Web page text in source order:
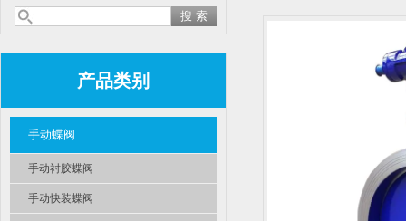
产品类别
手动蝶阀
手动衬胶蝶阀
手动快装蝶阀